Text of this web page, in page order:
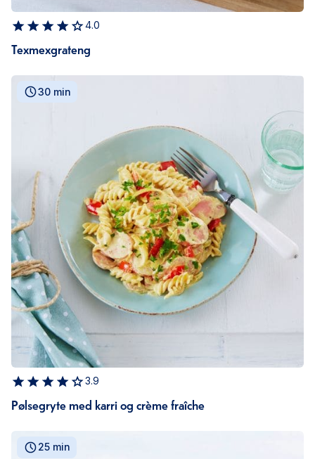
4.0
Texmexgrateng
30 min
3.9
Pølsegryte med karri og crème fraîche
25 min